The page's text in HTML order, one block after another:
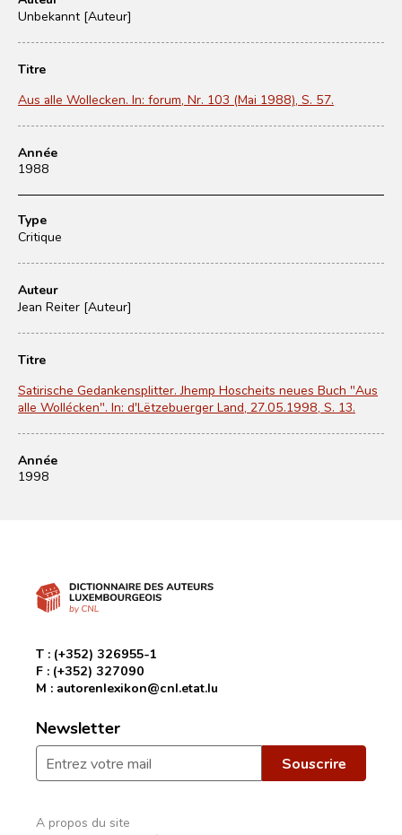
Unbekannt [Auteur]
Titre
Aus alle Wollecken. In: forum, Nr. 103 (Mai 1988), S. 57.
Année
1988
Type
Critique
Auteur
Jean Reiter [Auteur]
Titre
Satirische Gedankensplitter. Jhemp Hoscheits neues Buch "Aus
alle Wollécken". In: d'Lëtzebuerger Land, 27.05.1998, S. 13.
Année
1998
T : (+352) 326955-1
F : (+352) 327090
M : autorenlexikon@cnl.etat.lu
Newsletter
A propos du site